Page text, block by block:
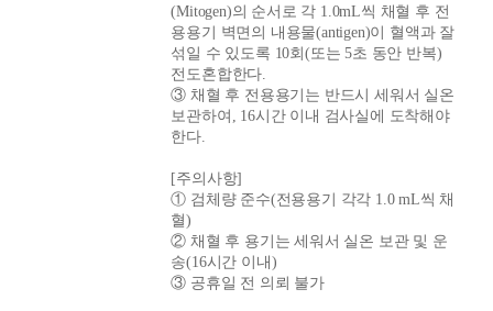
(Mitogen)의 순서로 각 1.0mL씩 채혈 후 전
용용기 벽면의 내용물(antigen)이 혈액과 잘
섞일 수 있도록 10회(또는 5초 동안 반복)
전도혼합한다.
③ 채혈 후 전용용기는 반드시 세워서 실온
보관하여, 16시간 이내 검사실에 도착해야
한다.
[주의사항]
① 검체량 준수(전용용기 각각 1.0 mL씩 채
혈)
② 채혈 후 용기는 세워서 실온 보관 및 운
송(16시간 이내)
③ 공휴일 전 의뢰 불가